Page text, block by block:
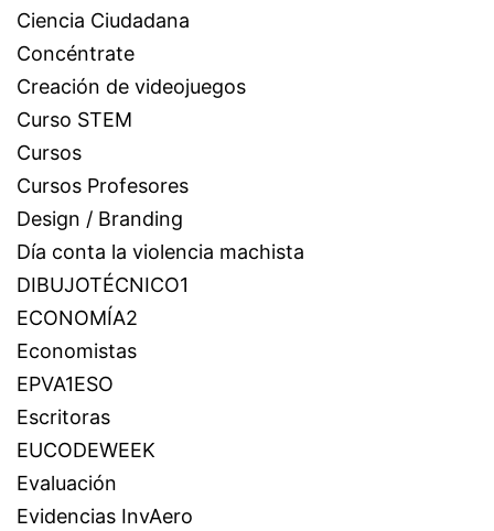
Ciencia Ciudadana
Concéntrate
Creación de videojuegos
Curso STEM
Cursos
Cursos Profesores
Design / Branding
Día conta la violencia machista
DIBUJOTÉCNICO1
ECONOMÍA2
Economistas
EPVA1ESO
Escritoras
EUCODEWEEK
Evaluación
Evidencias InvAero